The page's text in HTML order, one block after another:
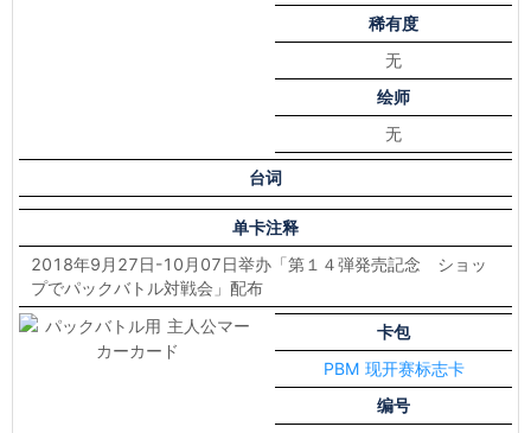
稀有度
无
绘师
无
台词
单卡注释
2018年9月27日-10月07日举办「第１４弾発売記念 ショッ
プでパックバトル対戦会」配布
卡包
PBM 现开赛标志卡
编号